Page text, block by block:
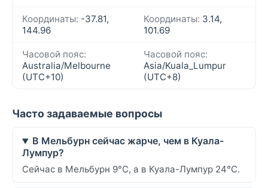
Координаты: -37.81,
144.96
Координаты: 3.14,
101.69
Часовой пояс:
Australia/Melbourne
(UTC+10)
Часовой пояс:
Asia/Kuala_Lumpur
(UTC+8)
Часто задаваемые вопросы
В Мельбурн сейчас жарче, чем в Куала-
Лумпур?
Сейчас в Мельбурн 9°C, а в Куала-Лумпур 24°C.